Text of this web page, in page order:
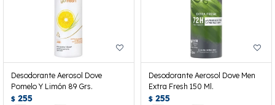
Desodorante Aerosol Dove
Pomelo Y Limón 89 Grs.
$ 255
Desodorante Aerosol Dove Men
Extra Fresh 150 Ml.
$ 255